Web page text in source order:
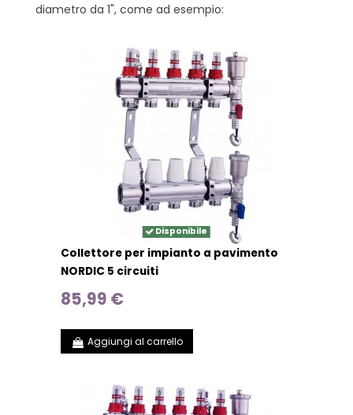
diametro da 1", come ad esempio:
Disponibile
Collettore per impianto a pavimento
NORDIC 5 circuiti
85,99 €
Aggiungi al carrello